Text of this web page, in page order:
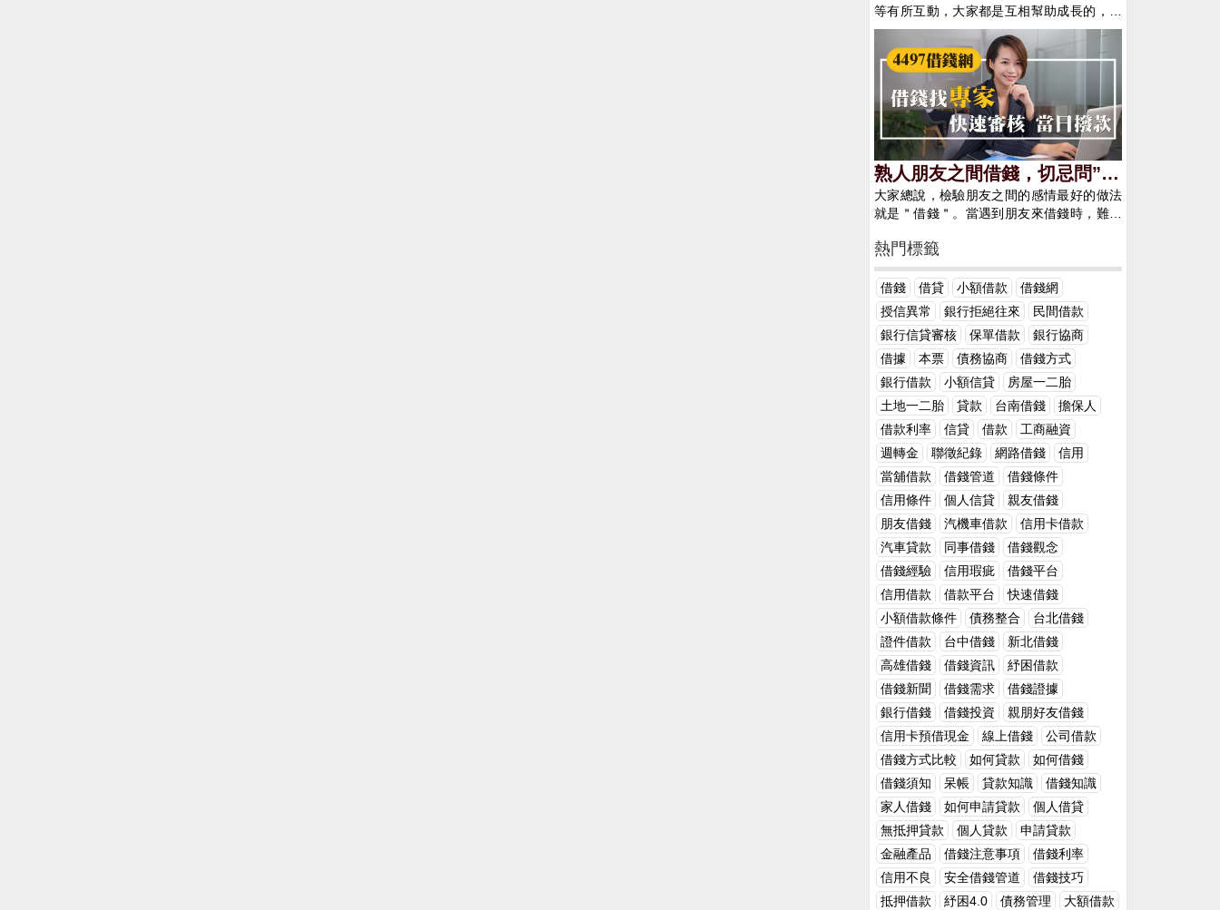
問題會像雪球一樣越滾越大，最後只能拿自
己後半段的人生來償還這些自己造成的債
務。因為生活中突發狀況而借錢，4497借錢
網挺您 除了上述借錢享受生活的案例之外，
人生中往往會遇到突然發生的意外，如家人
生病、出車禍、或是因為國際情勢的影響造
成的經濟不景氣，這些很多都是自己想避免
卻又避免不了的事情，為了幫助大家度過這
個難關，4497借錢網提供了全台的借錢資訊
整合，有小額借款、信用借款、證件借款等
各種民間借款的管道，讓各位在遇到資金難
關時，除了銀行之外還有一個民間借款的管
使用不到的信用卡，但你不知道的是即使是
度。假設你有兩張10萬額度的信用卡是平常
沒有在使用的，那這兩張卡便會占用申請信
用貸款時20萬的額度，所以會建議平沒在使
用的信用卡可以辦理剪卡，一來是減少被盜
刷的風險，二來還可以加自己貸款的額度。
3. 減少自身的債務自身所背負的債務無疑是
會影響到借錢額度的高低，因此若有可以償
還先前債務的機會時，請盡快將債務還清。
除此之外，每月的信用卡也不要僅繳最低金
額，減少可能會被貸方認為償債能力不佳的
機會。4. 提高自己的收入增加自己的收入除
了可以讓自己生活變得更好之外，還可以提
高自己的借款額度。無論是透過升職加薪或
是兼職方式，都是可以提高貸款額度的方
式，只要有穩定且成長的收入，在貸方眼中
你就是個好客戶！5. 尋找適合的保人 若想要
快速地提高自身借款額度以及過件機會，尋
找一個條件優良的連帶保證人，這麼一來便
可以藉由保證人的條件來提高自身的額度。
但若借款是透過保證人達成的，務必要準時
還款，避免債務轉嫁到保證人身上！
------------------------------------------------------
借錢要尋求正規管道，不要利用一些旁門
管道甚至到來欺騙自己的閨蜜。雖然可能當
下可以借到錢，但後續東窗事發後不僅與長
年的閨蜜撕破臉了，甚至還要面臨法律上的
制裁。 借錢並非丟臉的事，只要有借有還，
再借不難。而且借錢一定要經由正規的管
道，而不是用偷拐搶騙的方式，不僅解決不
了事情還會為自己惹上更多的麻煩。 4497
借錢網：https://4497tw.com 4497借錢免費
刊登：https://4497tw.com/user-regedit
等有所互動，大家都是互相幫助成長的，彼
此都有會需要幫助的一天。然而亞洲人對於
人情的部分都特別注重，就拿借錢這件事情
來說，很多人是因為礙於人情壓力的關係，
心裡明明不願意借錢出去，卻又因為面子問
題而不得不借。但要注意的是有的人借錢，
是真的暫時遇到的困難，如婚喪嫁娶等，或
是生意臨時周轉不靈，短時間內熬過去後便
可以順利還錢，有的則是只想借錢來享樂
的。這兩者之間的差異還是很大的，前者是
因為臨時的意外或是外在因素影響而產生
的，視情況能幫就盡量幫忙，否則真沒了人
身上，平常沒有好好規劃財務和工作，只想
著預支自己的消費，等錢不夠用的時候才會
想到要找朋友幫忙！但不管什麼情況，只要
是遇到這幾種朋友需要小額借款的，都務必
要再三謹慎。一、長年欠債，卻又沒有一個
穩定工作的人江山易改，本性難移。如果身
邊像這樣的朋友，有天突然跟你說他想創業
或是投資項目，只是差一筆錢希望你可以幫
助他的時候，這時請務必在三查證，也多多
了解朋友究竟是要做什麼樣的創樣或投資，
除了可以幫他排除風險外，也可以建議他先
自己去找一份正職的工作自己努力賺錢，學
會理財後再開始自己創樣投資，一方面是盡
到朋友的情誼協助她可以真的改過向善，一
方面是可以避免掉借錢的這個風險，畢竟已
經有了解過這個朋友先前的處世態度，實在
是不太建議拿自己辛苦賺來的錢賭這一把。
二、把友誼、情誼掛在嘴邊的人這種類型的
人其實是所謂得偽君子，假如一個真把你們
之間友誼看得特別重的人，是絕對不會隨意
開口向你借錢的。曾經看過朋友因為自己缺
錢而向另外一個朋友開口借錢，但因為他自
己也沒有多餘的閒錢，竟然希望他去向銀行
或家人借錢來幫助他。如果身邊有這種朋友
真的是可以不留情面的斷絕來往了，難道自
己就沒有朋友家人？沒辦法自己向銀行借錢
嗎？會這樣做的往往都是利用感情勒索來為
自己得到好處，從一開始交這個朋友都是為
了自己的利益著想，這種朋友實在是借不
得！三、小心眼的人許多人在和朋友借錢時
都會給自己預設一個可能借到的金額，往往
只要朋友借給他的金額和她心理預期的不符
合，還是會把這筆錢借了，之後四處跟別人
說朋友很小氣只借他一點錢，等到還錢的時
候沒有準時還上，朋友稍微提醒一下又會被
說就一點點錢有必要催促成這樣嗎？當你把
自己的錢借給這樣的朋友時，無疑是做了件
熟人朋友之間借錢，切忌問”借
多少”！該怎麼做較適當呢？
大家總說，檢驗朋友之間的感情最好的做法
就是＂借錢＂。當遇到朋友來借錢時，難免
借，又怕影響好友之間的情誼。很多時候，
朋友來借錢的數目都會超出我們的預期或是
可以負擔的範圍，這時不免會猶豫要不要拒
絕。拒絕了怕對方覺得我不認同這份友情的
價值；不拒絕又會造成自己財務上的困擾。
其實，在現在網際網路發達的時代，當朋友
急需用錢時也可以介紹他至網路上快速借錢
的民間借錢管道，如4497借錢網就有提供24
小時的民間借款資訊，如：小額借款、證件
借款、汽機車借款、支票借款等管道，也有
提供當日撥款以及要如何借款的相關資訊，
且服務都是全省的，相信可以很快速的幫助
到朋友度過資金難關。當朋友需要借錢時，
只要你詢問了＂借多少＂，就讓自己陷入了
困境其實很多時候，朋友來借錢都是抱持著
試一試的態度，但一聽到這個回復心中都會
有所期待，覺得可以從你這邊借到錢。但只
要最後借款的金額和原先說好的不同，或是
最後因其他因素沒有借錢給朋友，都會讓彼
此的關係蒙上了陰影，說實在的是件吃力不
討好的事情。與其問朋友＂借多少＂，不如
問朋友＂怎麼了＂朋友來借錢時最適合的回
答就是＂怎麼了＂，除了可以讓對方覺得自
己是有真的在關心她，若日後沒有借錢給他
也讓彼此都有個台階可以下。況且，若朋友
真的是因為疾病或是家裡出事了急需周轉
金，不論你借多少錢給她都會銘記在心，對
我們更加感激。若需要的金額超出自己可以
負擔的範圍也可以讓朋友到4497借錢網尋找
其他民間借款管道的金主幫忙，相信可以順
利讓朋友度過難關的。延伸閱讀：如何使用
借錢網？該怎麼借錢呢？安全可靠的借錢平
台-4497借錢網為甚麼要用借錢平台而不找
朋友借錢呢?
熱門標籤
借錢 借貸 小額借款
借錢網
授信異常
銀行拒絕往來
民間借款
銀行信貸審核
保單借款
銀行協商
借據
本票 債務協商
借錢方式
銀行借款
小額信貸
房屋一二胎
土地一二胎
貸款 台南借錢
擔保人
借款利率
信貸 借款
工商融資
週轉金
聯徵紀錄 網路借錢
信用
當舖借款
借錢管道
借錢條件
信用條件
個人信貸
親友借錢
朋友借錢
汽機車借款
信用卡借款
汽車貸款
同事借錢
借錢觀念
借錢經驗
信用瑕疵
借錢平台
信用借款
借款平台
快速借錢
小額借款條件
債務整合
台北借錢
證件借款
台中借錢
新北借錢
高雄借錢
借錢資訊
紓困借款
借錢新聞
借錢需求
借錢證據
銀行借錢
借錢投資
親朋好友借錢
信用卡預借現金
線上借錢
公司借款
借錢方式比較
如何貸款
如何借錢
借錢須知
呆帳 貸款知識
借錢知識
家人借錢
如何申請貸款
個人借貸
無抵押貸款
個人貸款
申請貸款
金融產品
借錢注意事項
借錢利率
信用不良
安全借錢管道
借錢技巧
抵押借款
紓困4.0 債務管理
大額借款